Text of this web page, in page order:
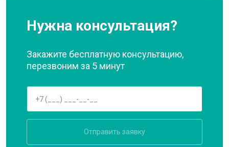
Нужна консультация?
Закажите бесплатную консультацию,
перезвоним за 5 минут
Отправить заявку